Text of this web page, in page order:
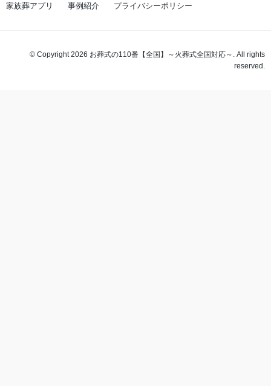
家族葬アプリ
事例紹介 プライバシーポリシー
© Copyright 2026 お葬式の110番【全国】～火葬式全国対応～. All rights
reserved.